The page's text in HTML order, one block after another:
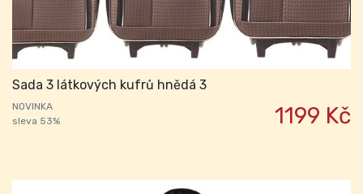
Sada 3 látkových kufrů hnědá 3
NOVINKA
sleva 53%
1199 Kč